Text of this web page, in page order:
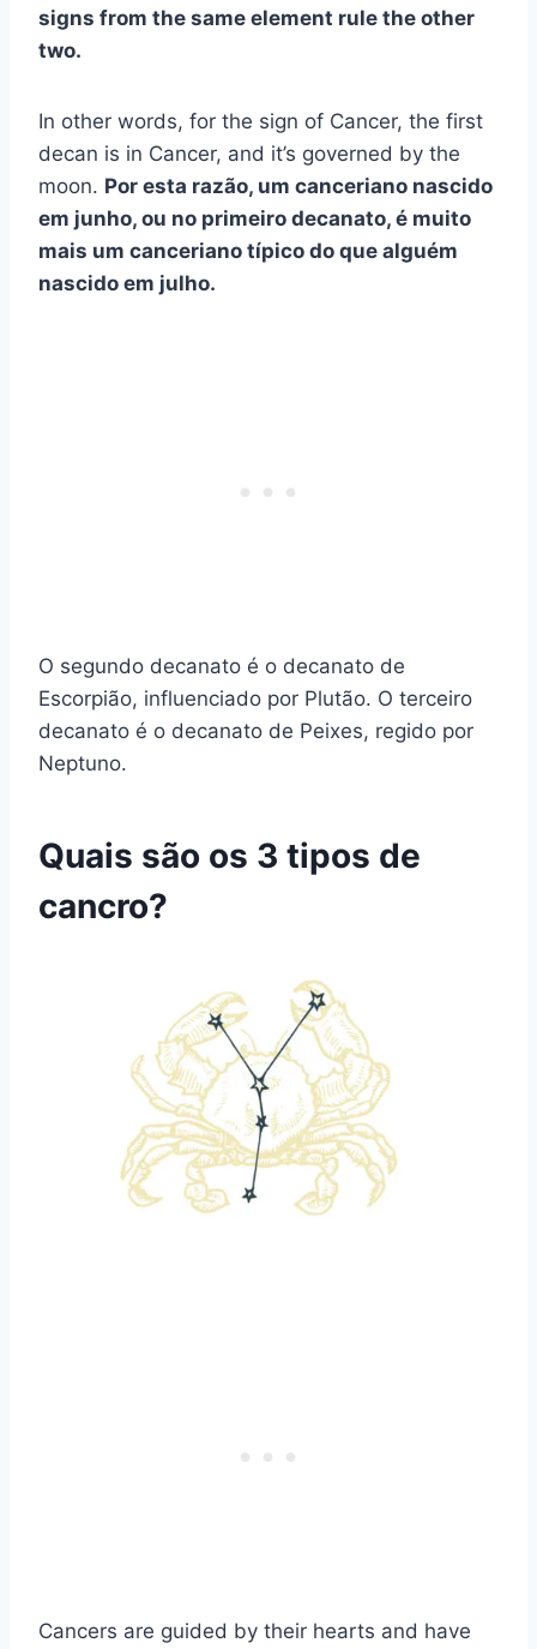
signs from the same element rule the other
two.
In other words, for the sign of Cancer, the first
decan is in Cancer, and it’s governed by the
moon. Por esta razão, um canceriano nascido
em junho, ou no primeiro decanato, é muito
mais um canceriano típico do que alguém
nascido em julho.
O segundo decanato é o decanato de
Escorpião, influenciado por Plutão. O terceiro
decanato é o decanato de Peixes, regido por
Neptuno.
Quais são os 3 tipos de
cancro?
Cancers are guided by their hearts and have